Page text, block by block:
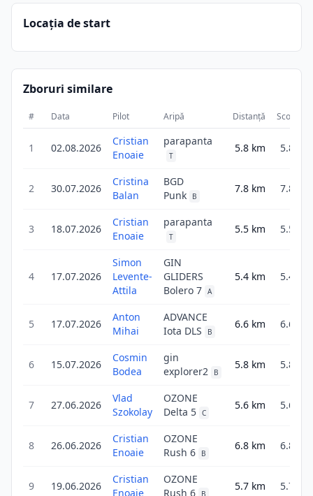
Locația de start
Zboruri similare
# Data Pilot Aripă Distanță Scor
1 02.08.2026
Cristian
Enoaie
parapanta
T
5.8 km 5.8
2 30.07.2026
Cristina
Balan
BGD
Punk
B
7.8 km 7.8
3 18.07.2026
Cristian
Enoaie
parapanta
T
5.5 km 5.5
4 17.07.2026
Simon
Levente-
Attila
GIN
GLIDERS
Bolero 7 A
5.4 km 5.4
5 17.07.2026
Anton
Mihai
ADVANCE
Iota DLS
B
6.6 km 6.6
6 15.07.2026
Cosmin
Bodea
gin
explorer2
B
5.8 km 5.8
7 27.06.2026
Vlad
Szokolay
OZONE
Delta 5 C
5.6 km 5.6
8 26.06.2026
Cristian
Enoaie
OZONE
Rush 6
B
6.8 km 6.8
9 19.06.2026
Cristian
Enoaie
OZONE
Rush 6
B
5.7 km 5.7